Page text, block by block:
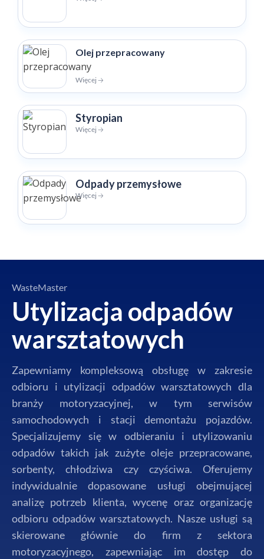
Olej przepracowany
Więcej 🡢
Styropian
Więcej 🡢
Odpady przemysłowe
Więcej 🡢
WasteMaster
Utylizacja odpadów
warsztatowych
Zapewniamy kompleksową obsługę w zakresie
odbioru i utylizacji odpadów warsztatowych dla
branży motoryzacyjnej, w tym serwisów
samochodowych i stacji demontażu pojazdów.
Specjalizujemy się w odbieraniu i utylizowaniu
odpadów takich jak zużyte oleje przepracowane,
sorbenty, chłodziwa czy czyściwa. Oferujemy
indywidualnie dopasowane usługi obejmującej
analizę potrzeb klienta, wycenę oraz organizację
odbioru odpadów warsztatowych. Nasze usługi są
skierowane głównie do firm z sektora
motoryzacyjnego, zapewniając im dostęp do